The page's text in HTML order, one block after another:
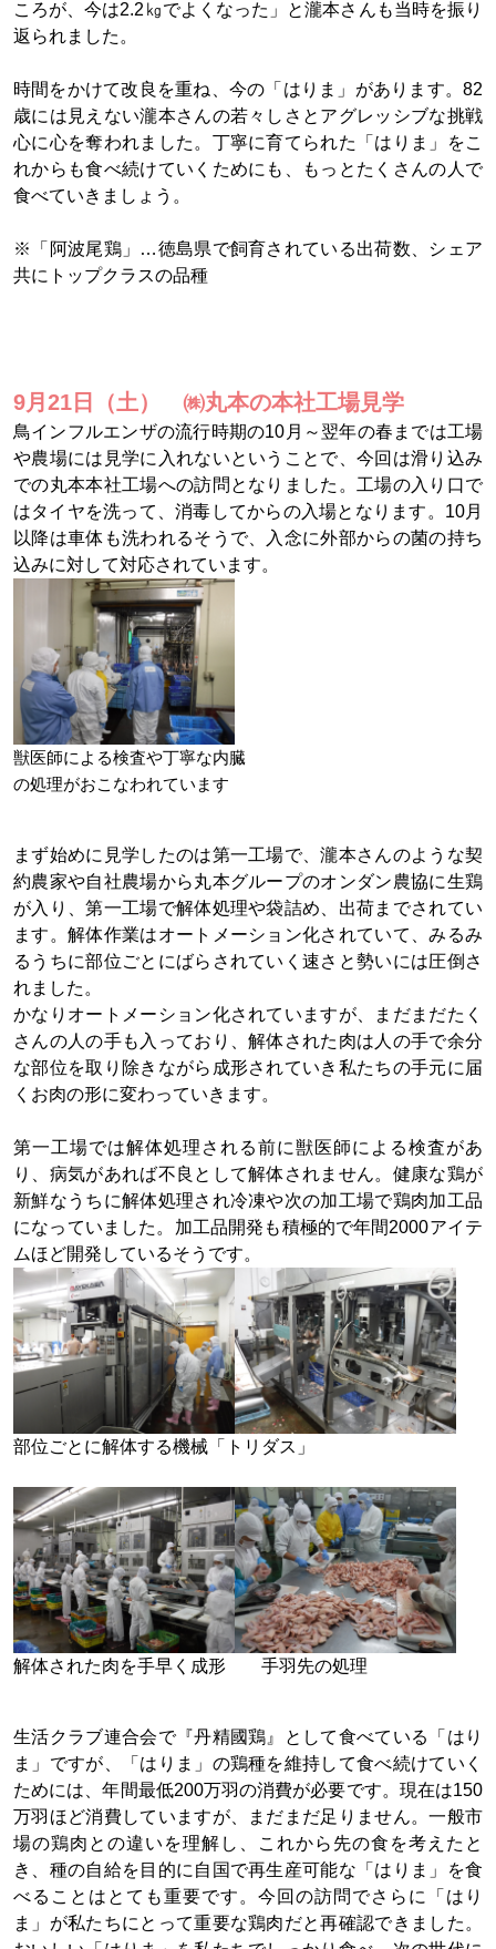
ころが、今は2.2㎏でよくなった」と瀧本さんも当時を振り
返られました。
時間をかけて改良を重ね、今の「はりま」があります。82
歳には見えない瀧本さんの若々しさとアグレッシブな挑戦
心に心を奪われました。丁寧に育てられた「はりま」をこ
れからも食べ続けていくためにも、もっとたくさんの人で
食べていきましょう。
※「阿波尾鶏」…徳島県で飼育されている出荷数、シェア
共にトップクラスの品種
9月21日（土） ㈱丸本の本社工場見学
鳥インフルエンザの流行時期の10月～翌年の春までは工場
や農場には見学に入れないということで、今回は滑り込み
での丸本本社工場への訪問となりました。工場の入り口で
はタイヤを洗って、消毒してからの入場となります。10月
以降は車体も洗われるそうで、入念に外部からの菌の持ち
込みに対して対応されています。
獣医師による検査や丁寧な内臓
の処理がおこなわれています
まず始めに見学したのは第一工場で、瀧本さんのような契
約農家や自社農場から丸本グループのオンダン農協に生鶏
が入り、第一工場で解体処理や袋詰め、出荷までされてい
ます。解体作業はオートメーション化されていて、みるみ
るうちに部位ごとにばらされていく速さと勢いには圧倒さ
れました。
かなりオートメーション化されていますが、まだまだたく
さんの人の手も入っており、解体された肉は人の手で余分
な部位を取り除きながら成形されていき私たちの手元に届
くお肉の形に変わっていきます。
第一工場では解体処理される前に獣医師による検査があ
り、病気があれば不良として解体されません。健康な鶏が
新鮮なうちに解体処理され冷凍や次の加工場で鶏肉加工品
になっていました。加工品開発も積極的で年間2000アイテ
ムほど開発しているそうです。
部位ごとに解体する機械「トリダス」
解体された肉を手早く成形 手羽先の処理
生活クラブ連合会で『丹精國鶏』として食べている「はり
ま」ですが、「はりま」の鶏種を維持して食べ続けていく
ためには、年間最低200万羽の消費が必要です。現在は150
万羽ほど消費していますが、まだまだ足りません。一般市
場の鶏肉との違いを理解し、これから先の食を考えたと
き、種の自給を目的に自国で再生産可能な「はりま」を食
べることはとても重要です。今回の訪問でさらに「はり
ま」が私たちにとって重要な鶏肉だと再確認できました。